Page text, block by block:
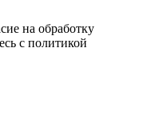
на обработку
c политикой